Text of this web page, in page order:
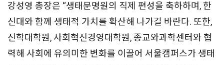
강성영 총장은 “생태문명원의 직제 편성을 축하하며, 한
신대와 함께 생태적 가치를 확산해 나가길 바란다. 또한,
신학대학원, 사회혁신경영대학원, 종교와과학센터와 협
력해 사회에 유의미한 변화를 이끌어 서울캠퍼스가 생태